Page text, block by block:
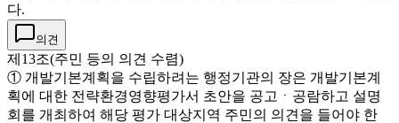
다.
의견
제13조(주민 등의 의견 수렴)
① 개발기본계획을 수립하려는 행정기관의 장은 개발기본계
획에 대한 전략환경영향평가서 초안을 공고ㆍ공람하고 설명
회를 개최하여 해당 평가 대상지역 주민의 의견을 들어야 한